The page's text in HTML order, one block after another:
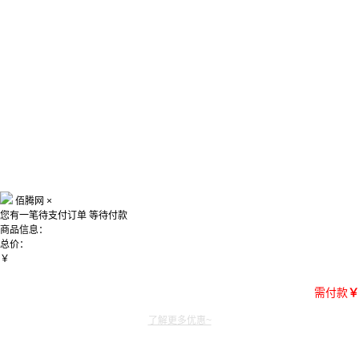
佰腾网 ×
您有一笔待支付订单 等待付款
商品信息：
总价：
￥
需付款￥
了解更多优惠~